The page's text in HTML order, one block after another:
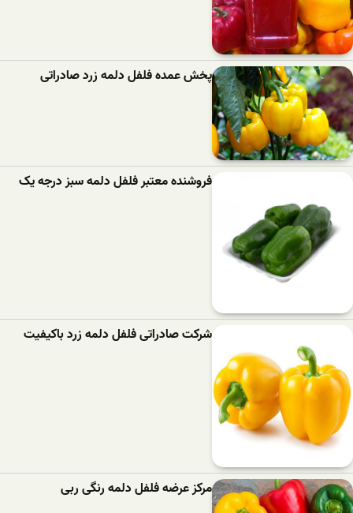
پخش عمده فلفل دلمه زرد صادراتی
فروشنده معتبر فلفل دلمه سبز درجه یک
شرکت صادراتی فلفل دلمه زرد باکیفیت
مرکز عرضه فلفل دلمه رنگی ربی